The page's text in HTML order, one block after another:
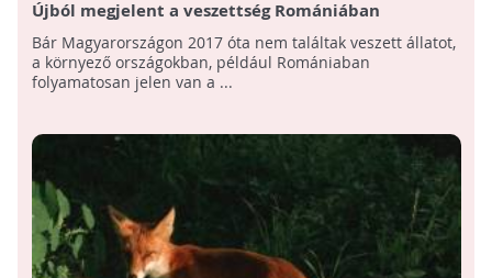
Újból megjelent a veszettség Romániában
Bár Magyarországon 2017 óta nem találtak veszett állatot,
a környező országokban, például Romániaban
folyamatosan jelen van a ...